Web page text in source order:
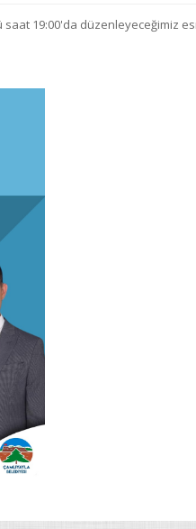
19:00'da düzenleyeceğimiz